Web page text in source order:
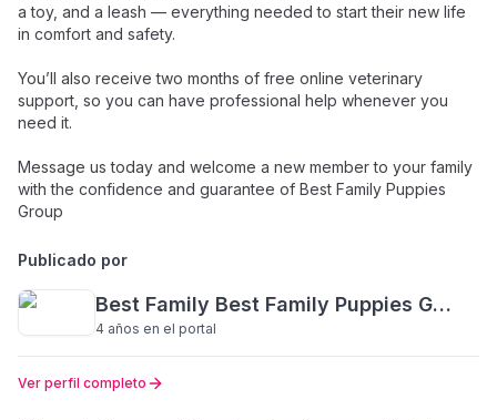
a toy, and a leash — everything needed to start their new life
in comfort and safety.
You’ll also receive two months of free online veterinary
support, so you can have professional help whenever you
need it.
Message us today and welcome a new member to your family
with the confidence and guarantee of Best Family Puppies
Group
Publicado por
Best Family Best Family Puppies Group
4 años en el portal
Ver perfil completo